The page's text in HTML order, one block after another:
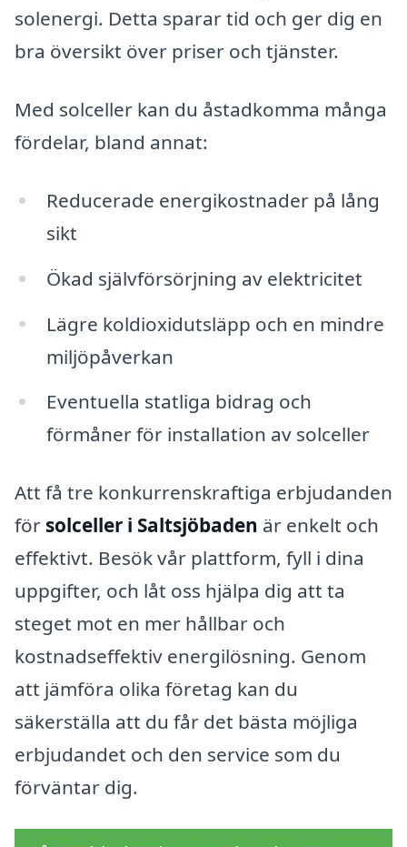
solenergi. Detta sparar tid och ger dig en
bra översikt över priser och tjänster.
Med solceller kan du åstadkomma många
fördelar, bland annat:
Reducerade energikostnader på lång
sikt
Ökad självförsörjning av elektricitet
Lägre koldioxidutsläpp och en mindre
miljöpåverkan
Eventuella statliga bidrag och
förmåner för installation av solceller
Att få tre konkurrenskraftiga erbjudanden
för solceller i Saltsjöbaden är enkelt och
effektivt. Besök vår plattform, fyll i dina
uppgifter, och låt oss hjälpa dig att ta
steget mot en mer hållbar och
kostnadseffektiv energilösning. Genom
att jämföra olika företag kan du
säkerställa att du får det bästa möjliga
erbjudandet och den service som du
förväntar dig.